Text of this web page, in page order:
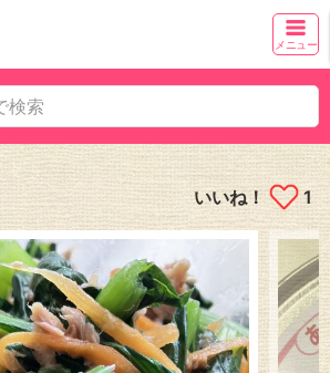
メニュー
いいね！ 1